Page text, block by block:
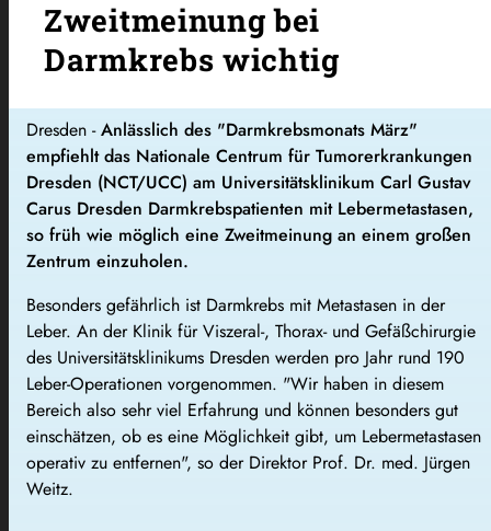
Zweitmeinung bei
Darmkrebs wichtig
Dresden -Anlässlich des "Darmkrebsmonats März"
empfiehlt das Nationale Centrum für Tumorerkrankungen
Dresden (NCT/UCC) am Universitätsklinikum Carl Gustav
Carus Dresden Darmkrebspatienten mit Lebermetastasen,
so früh wie möglich eine Zweitmeinung an einem großen
Zentrum einzuholen.
Besonders gefährlich ist Darmkrebs mit Metastasen in der
Leber. An der Klinik für Viszeral-, Thorax- und Gefäßchirurgie
des Universitätsklinikums Dresden werden pro Jahr rund 190
Leber-Operationen vorgenommen. "Wir haben in diesem
Bereich also sehr viel Erfahrung und können besonders gut
einschätzen, ob es eine Möglichkeit gibt, um Lebermetastasen
operativ zu entfernen", so der Direktor Prof. Dr. med. Jürgen
Weitz.